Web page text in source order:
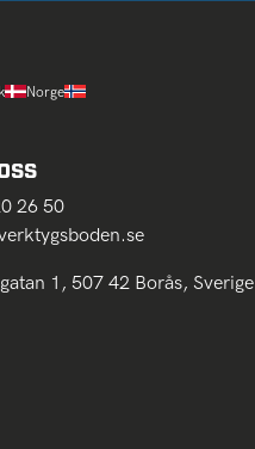
Norge
26 50
1, 507 42 Borås, Sverige